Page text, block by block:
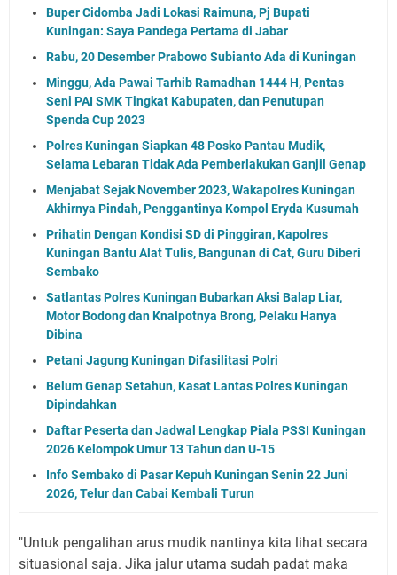
Buper Cidomba Jadi Lokasi Raimuna, Pj Bupati
Kuningan: Saya Pandega Pertama di Jabar
Rabu, 20 Desember Prabowo Subianto Ada di Kuningan
Minggu, Ada Pawai Tarhib Ramadhan 1444 H, Pentas
Seni PAI SMK Tingkat Kabupaten, dan Penutupan
Spenda Cup 2023
Polres Kuningan Siapkan 48 Posko Pantau Mudik,
Selama Lebaran Tidak Ada Pemberlakukan Ganjil Genap
Menjabat Sejak November 2023, Wakapolres Kuningan
Akhirnya Pindah, Penggantinya Kompol Eryda Kusumah
Prihatin Dengan Kondisi SD di Pinggiran, Kapolres
Kuningan Bantu Alat Tulis, Bangunan di Cat, Guru Diberi
Sembako
Satlantas Polres Kuningan Bubarkan Aksi Balap Liar,
Motor Bodong dan Knalpotnya Brong, Pelaku Hanya
Dibina
Petani Jagung Kuningan Difasilitasi Polri
Belum Genap Setahun, Kasat Lantas Polres Kuningan
Dipindahkan
Daftar Peserta dan Jadwal Lengkap Piala PSSI Kuningan
2026 Kelompok Umur 13 Tahun dan U-15
Info Sembako di Pasar Kepuh Kuningan Senin 22 Juni
2026, Telur dan Cabai Kembali Turun
"Untuk pengalihan arus mudik nantinya kita lihat secara
situasional saja. Jika jalur utama sudah padat maka